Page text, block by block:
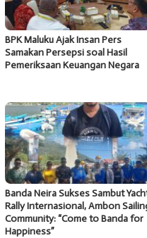
BPK Maluku Ajak Insan Pers
Samakan Persepsi soal Hasil
Pemeriksaan Keuangan Negara
Banda Neira Sukses Sambut
Rally Internasional, Ambon
Community: “Come to Banda for
Happiness”